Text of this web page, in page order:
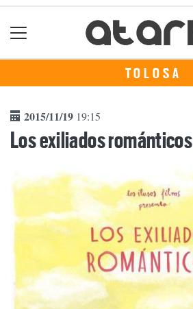
TOLOSA
2015/11/19 19:15
Los exiliados románticos